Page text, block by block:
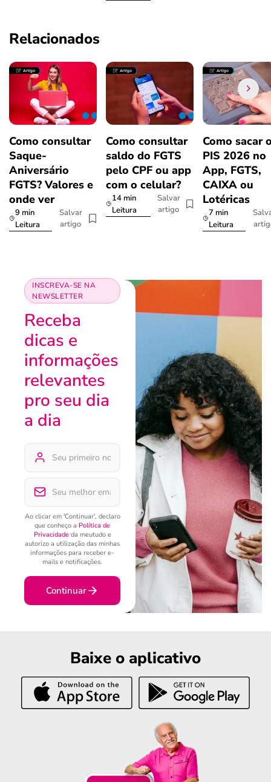
Relacionados
Como consultar
Saque-
Aniversário
FGTS? Valores e
onde ver
9 min
Leitura
Salvar
artigo
Como consultar
saldo do FGTS
pelo CPF ou app
com o celular?
14 min
Leitura
Salvar
artigo
Como sacar
PIS 2026 no
App, FGTS,
CAIXA ou
Lotéricas
7 min
Leitura
INSCREVA-SE NA
NEWSLETTER
Receba
dicas e
informações
relevantes
pro seu dia
a dia
Ao clicar em 'Continuar', declaro
que conheço a Política de
Privacidadeda meutudo e
autorizo a utilização das minhas
informações para receber e-
mails e notificações.
Continuar
Baixe o aplicativo